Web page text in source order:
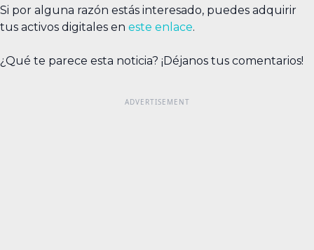
Si por alguna razón estás interesado, puedes adquirir
tus activos digitales en este enlace.
¿Qué te parece esta noticia? ¡Déjanos tus comentarios!